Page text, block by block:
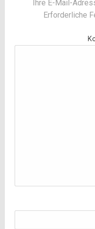
Ihre E-Mail-
Erforderliche